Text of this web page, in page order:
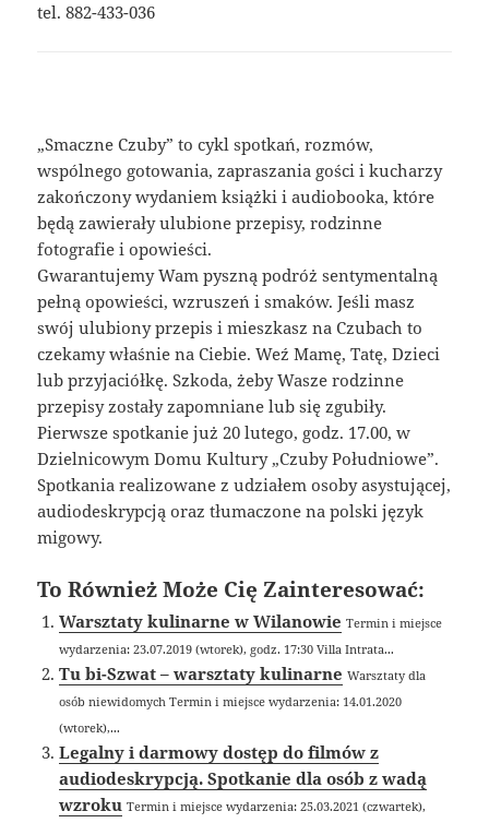
tel. 882-433-036
„Smaczne Czuby” to cykl spotkań, rozmów,
wspólnego gotowania, zapraszania gości i kucharzy
zakończony wydaniem książki i audiobooka, które
będą zawierały ulubione przepisy, rodzinne
fotografie i opowieści.
Gwarantujemy Wam pyszną podróż sentymentalną
pełną opowieści, wzruszeń i smaków. Jeśli masz
swój ulubiony przepis i mieszkasz na Czubach to
czekamy właśnie na Ciebie. Weź Mamę, Tatę, Dzieci
lub przyjaciółkę. Szkoda, żeby Wasze rodzinne
przepisy zostały zapomniane lub się zgubiły.
Pierwsze spotkanie już 20 lutego, godz. 17.00, w
Dzielnicowym Domu Kultury „Czuby Południowe”.
Spotkania realizowane z udziałem osoby asystującej,
audiodeskrypcją oraz tłumaczone na polski język
migowy.
To Również Może Cię Zainteresować:
Warsztaty kulinarne w Wilanowie Termin i miejsce
wydarzenia: 23.07.2019 (wtorek), godz. 17:30 Villa Intrata...
Tu bi-Szwat – warsztaty kulinarne Warsztaty dla
osób niewidomych Termin i miejsce wydarzenia: 14.01.2020
(wtorek),...
Legalny i darmowy dostęp do filmów z
audiodeskrypcją. Spotkanie dla osób z wadą
wzroku Termin i miejsce wydarzenia: 25.03.2021 (czwartek),